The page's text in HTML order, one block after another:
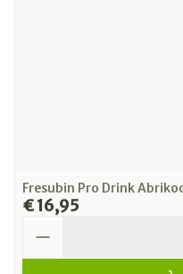
Fresubin Pro Drink
€ 16,95